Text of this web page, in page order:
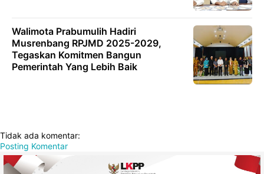
Walimota Prabumulih Hadiri
Musrenbang RPJMD 2025-2029,
Tegaskan Komitmen Bangun
Pemerintah Yang Lebih Baik
Tidak ada komentar:
Posting Komentar